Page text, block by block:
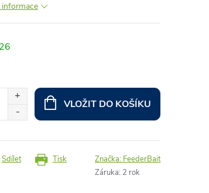
informace
VLOŽIT DO KOŠÍKU
Tisk
Sdílet Značka: FeederBait
Záruka: 2 rok